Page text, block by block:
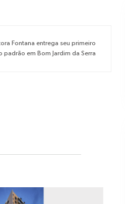
Fontana entrega seu primeiro
em Bom Jardim da Serra